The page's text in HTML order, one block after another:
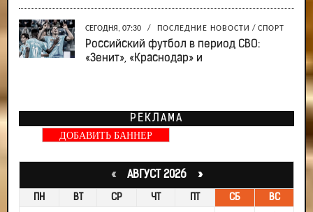
СЕГОДНЯ, 07:30 / ПОСЛЕДНИЕ НОВОСТИ / СПОРТ
Российский футбол в период СВО:
«Зенит», «Краснодар» и
РЕКЛАМА
ДОБАВИТЬ БАННЕР
«АВГУСТ 2026 »
ПН ВТ СР ЧТ ПТ СБ ВС